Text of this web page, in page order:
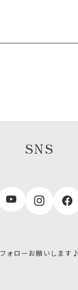
SNS
フォローお願いします♪